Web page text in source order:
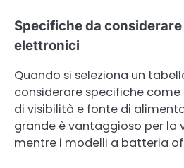
Specifiche da
elettronici
Quando si seleziona un
considerare specifiche
di visibilità e fonte di
grande è vantaggioso per la
mentre i modelli a batteria